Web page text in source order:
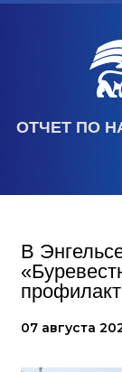
ОТЧЕТ ПО
В
07 августа